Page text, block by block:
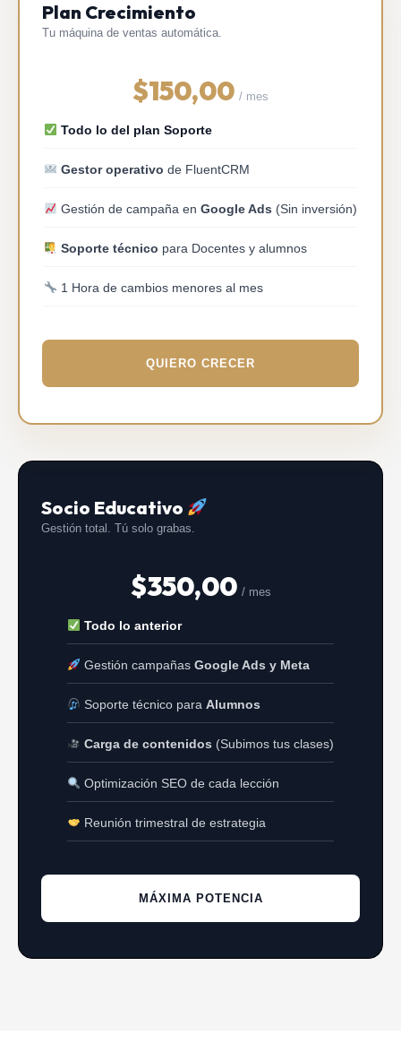
Plan Crecimiento
Tu máquina de ventas automática.
$150,00 / mes
Todo lo del plan Soporte
Gestor operativo de FluentCRM
Gestión de campaña enGoogle Ads (Sin inversión)
Soporte técnico para Docentes y alumnos
1 Hora de cambios menores al mes
QUIERO CRECER
Socio Educativo
Gestión total. Tú solo grabas.
$350,00 / mes
Todo lo anterior
Gestión campañasGoogle Ads y Meta
Soporte técnico paraAlumnos
Carga de contenidos (Subimos tus clases)
Optimización SEO de cada lección
Reunión trimestral de estrategia
MÁXIMA POTENCIA